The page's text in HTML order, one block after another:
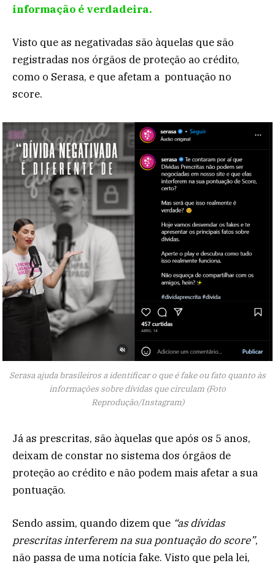
informação é verdadeira.
Visto que as negativadas são àquelas que são
registradas nos órgãos de proteção ao crédito,
como o Serasa, e que afetam a pontuação no
score.
Serasa ajuda brasileiros a identificar o que é fake ou fato quanto às
informações sobre dívidas que circulam (Foto
Reprodução/Instagram)
Já as prescritas, são àquelas que após os 5 anos,
deixam de constar no sistema dos órgãos de
proteção ao crédito e não podem mais afetar a sua
pontuação.
Sendo assim, quando dizem que “as dívidas
prescritas interferem na sua pontuação do score”,
não passa de uma notícia fake. Visto que pela lei,